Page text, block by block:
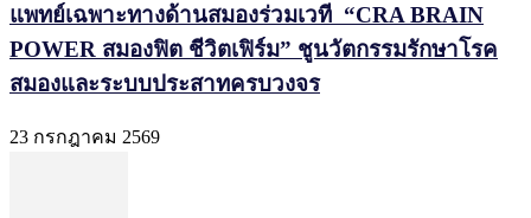
แพทย์เฉพาะทางด้านสมองร่วมเวที “CRA BRAIN
POWER สมองฟิต ชีวิตเฟิร์ม” ชูนวัตกรรมรักษาโรค
สมองและระบบประสาทครบวงจร
23 กรกฎาคม 2569